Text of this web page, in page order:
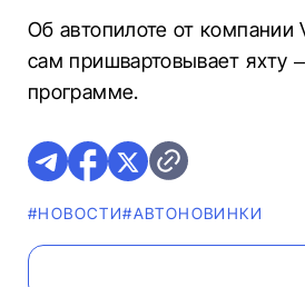
Об автопилоте от компании
сам пришвартовывает яхту
программе.
#НОВОСТИ#AВТОНОВИНКИ